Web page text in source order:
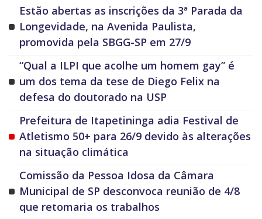
Estão abertas as inscrições da 3ª Parada da
Longevidade, na Avenida Paulista,
promovida pela SBGG-SP em 27/9
“Qual a ILPI que acolhe um homem gay” é
um dos tema da tese de Diego Felix na
defesa do doutorado na USP
Prefeitura de Itapetininga adia Festival de
Atletismo 50+ para 26/9 devido às alterações
na situação climática
Comissão da Pessoa Idosa da Câmara
Municipal de SP desconvoca reunião de 4/8
que retomaria os trabalhos